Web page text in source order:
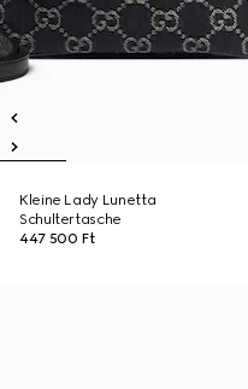
Kleine Lady Lunetta
Schultertasche
447 500 Ft